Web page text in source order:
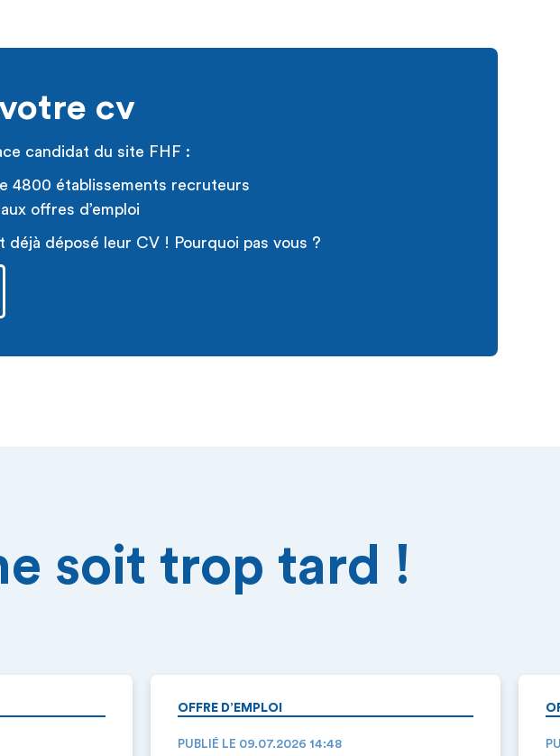
cv
candidat du site FHF :
4800 établissements recruteurs
offres d’emploi
déjà déposé leur CV ! Pourquoi pas vous ?
soit trop tard !
OFFRE D’EMPLOI
PUBLIÉ LE 09.07.2026 14:48